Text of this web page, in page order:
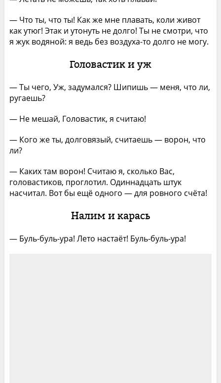
— Что ты, что ты! Как же мне плавать, коли живот
как утюг! Этак и утонуть не долго! Ты не смотри, что
я жук водяной: я ведь без воздуха-то долго не могу.
Головастик и уж
— Ты чего, Уж, задумался? Шипишь — меня, что ли,
ругаешь?
— Не мешай, Головастик, я считаю!
— Кого же ты, долговязый, считаешь — ворон, что
ли?
— Каких там ворон! Считаю я, сколько Вас,
головастиков, проглотил. Одиннадцать штук
насчитал. Вот бы ещё одного — для ровного счёта!
Налим и карась
— Буль-буль-ура! Лето настаёт! Буль-буль-ура!